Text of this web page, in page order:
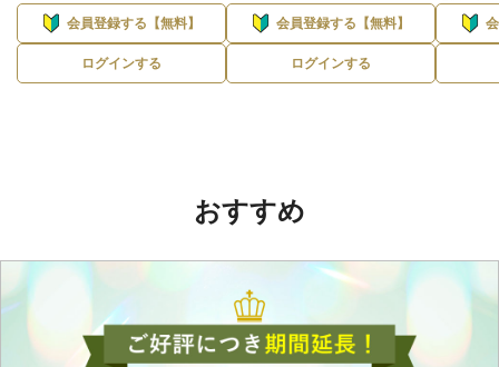
会員登録する【無料】
ログインする
会員登録する【無料】
ログインする
おすすめ